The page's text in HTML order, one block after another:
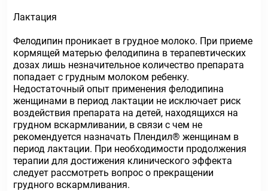
Лактация
Фелодипин проникает в грудное молоко. При приеме
кормящей матерью фелодипина в терапевтических
дозах лишь незначительное количество препарата
попадает с грудным молоком ребенку.
Недостаточный опыт применения фелодипина
женщинами в период лактации не исключает риск
воздействия препарата на детей, находящихся на
грудном вскармливании, в связи с чем не
рекомендуется назначать Плендил® женщинам в
период лактации. При необходимости продолжения
терапии для достижения клинического эффекта
следует рассмотреть вопрос о прекращении
грудного вскармливания.